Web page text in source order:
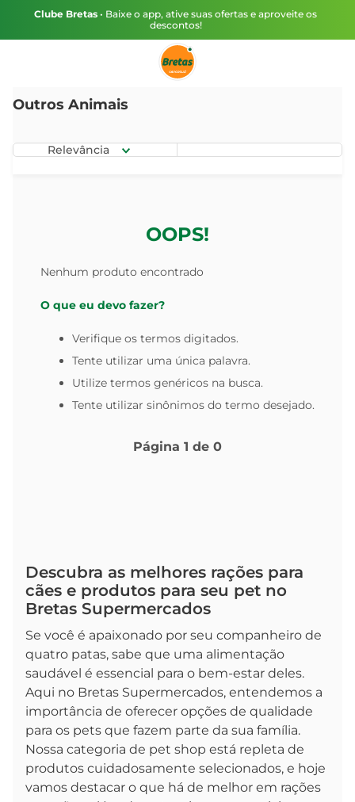
Clube Bretas • Baixe o app, ative suas ofertas e aproveite os
descontos!
Outros Animais
Relevância
OOPS!
Nenhum produto encontrado
O que eu devo fazer?
Verifique os termos digitados.
Tente utilizar uma única palavra.
Utilize termos genéricos na busca.
Tente utilizar sinônimos do termo desejado.
Página 1 de 0
Descubra as melhores rações para
cães e produtos para seu pet no
Bretas Supermercados
Se você é apaixonado por seu companheiro de
quatro patas, sabe que uma alimentação
saudável é essencial para o bem-estar deles.
Aqui no Bretas Supermercados, entendemos a
importância de oferecer opções de qualidade
para os pets que fazem parte da sua família.
Nossa categoria de pet shop está repleta de
produtos cuidadosamente selecionados, e hoje
vamos destacar o que há de melhor em rações